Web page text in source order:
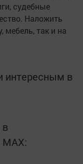
судебные
Наложить
мебель, так и на
интересным в
MАХ: